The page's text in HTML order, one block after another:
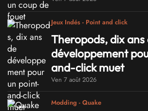
Jeux Indés - Point and click
Theropods, dix ans
développement
and-click muet
Ven 7 août 2026
Modding - Quake